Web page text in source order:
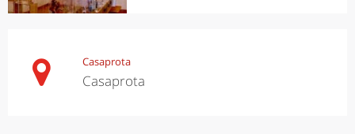
Casaprota
Casaprota